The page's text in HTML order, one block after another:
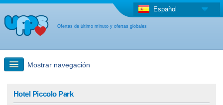
Ofertas de último minuto y ofertas globales
Español
Mostrar navegación
Hotel Piccolo Park